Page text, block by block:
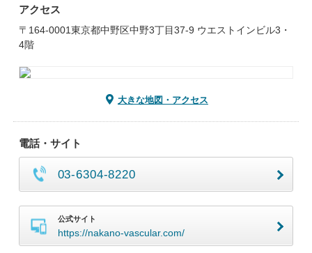
アクセス
〒164-0001東京都中野区中野3丁目37-9 ウエストインビル3・
4階
大きな地図・アクセス
電話・サイト
03-6304-8220
公式サイト
https://nakano-vascular.com/